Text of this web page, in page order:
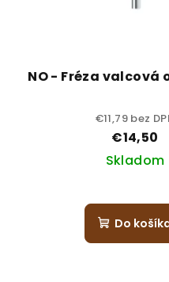
NO - Fréza valcová
€11,79 bez
€14,50
Skladom
Do